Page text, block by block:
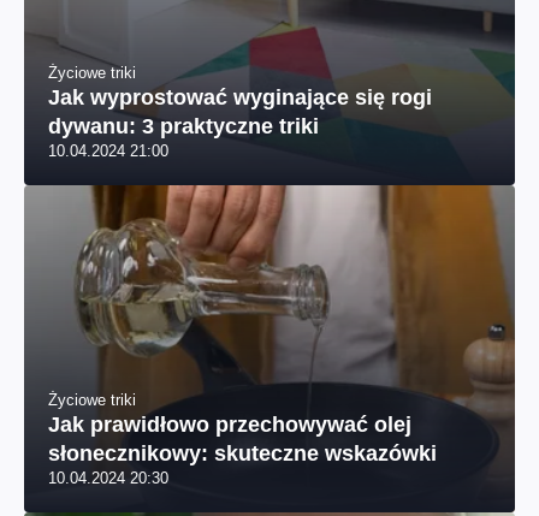
Życiowe triki
Jak wyprostować wyginające się rogi
dywanu: 3 praktyczne triki
10.04.2024 21:00
Życiowe triki
Jak prawidłowo przechowywać olej
słonecznikowy: skuteczne wskazówki
10.04.2024 20:30